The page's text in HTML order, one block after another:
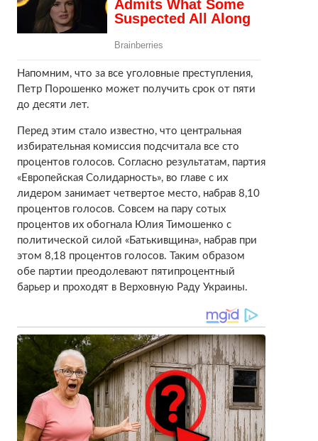
Напомним, что за все уголовные преступления,
Петр Порошенко может получить срок от пяти
до десяти лет.
Перед этим стало известно, что центральная
избирательная комиссия подсчитала все сто
процентов голосов. Согласно результатам, партия
«Европейская Солидарность», во главе с их
лидером занимает четвертое место, набрав 8,10
процентов голосов. Совсем на пару сотых
процентов их обогнала Юлия Тимошенко с
политической силой «Батькивщина», набрав при
этом 8,18 процентов голосов. Таким образом
обе партии преодолевают пятипроцентный
барьер и проходят в Верховную Раду Украины.